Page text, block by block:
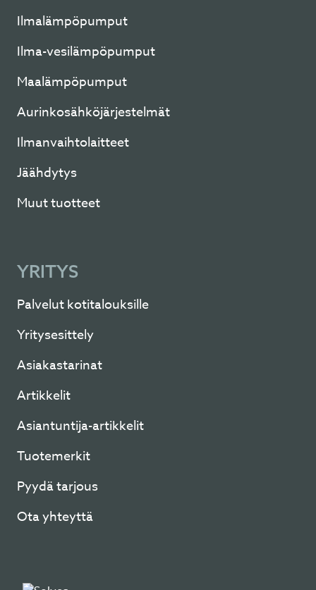
Ilmalämpöpumput
Ilma-vesilämpöpumput
Maalämpöpumput
Aurinkosähköjärjestelmät
Ilmanvaihtolaitteet
Jäähdytys
Muut tuotteet
YRITYS
Palvelut kotitalouksille
Yritysesittely
Asiakastarinat
Artikkelit
Asiantuntija-artikkelit
Tuotemerkit
Pyydä tarjous
Ota yhteyttä